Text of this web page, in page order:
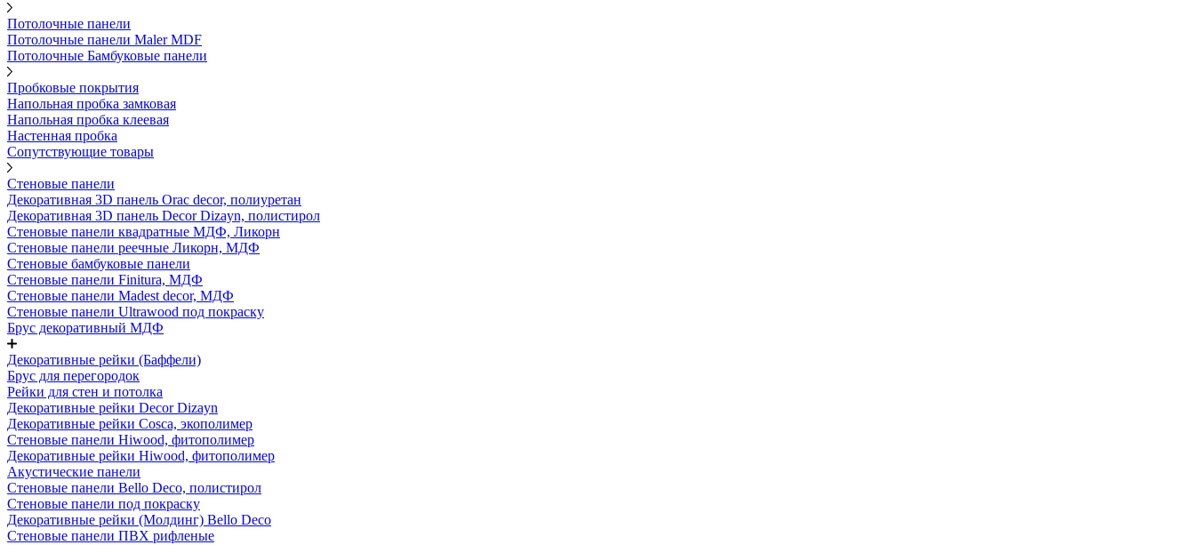
Потолочные панели
Потолочные панели Maler MDF
Потолочные Бамбуковые панели
Пробковые покрытия
Напольная пробка замковая
Напольная пробка клеевая
Настенная пробка
Сопутствующие товары
Стеновые панели
Декоративная 3D панель Orac decor, полиуретан
Декоративная 3D панель Decor Dizayn, полистирол
Стеновые панели квадратные МДФ, Ликорн
Стеновые панели реечные Ликорн, МДФ
Стеновые бамбуковые панели
Стеновые панели Finitura, МДФ
Стеновые панели Madest decor, МДФ
Стеновые панели Ultrawood под покраску
Брус декоративный МДФ
Декоративные рейки (Баффели)
Брус для перегородок
Рейки для стен и потолка
Декоративные рейки Decor Dizayn
Декоративные рейки Cosca, экополимер
Стеновые панели Hiwood, фитополимер
Декоративные рейки Hiwood, фитополимер
Акустические панели
Стеновые панели Bello Deco, полистирол
Стеновые панели под покраску
Декоративные рейки (Молдинг) Bello Deco
Стеновые панели ПВХ рифленые